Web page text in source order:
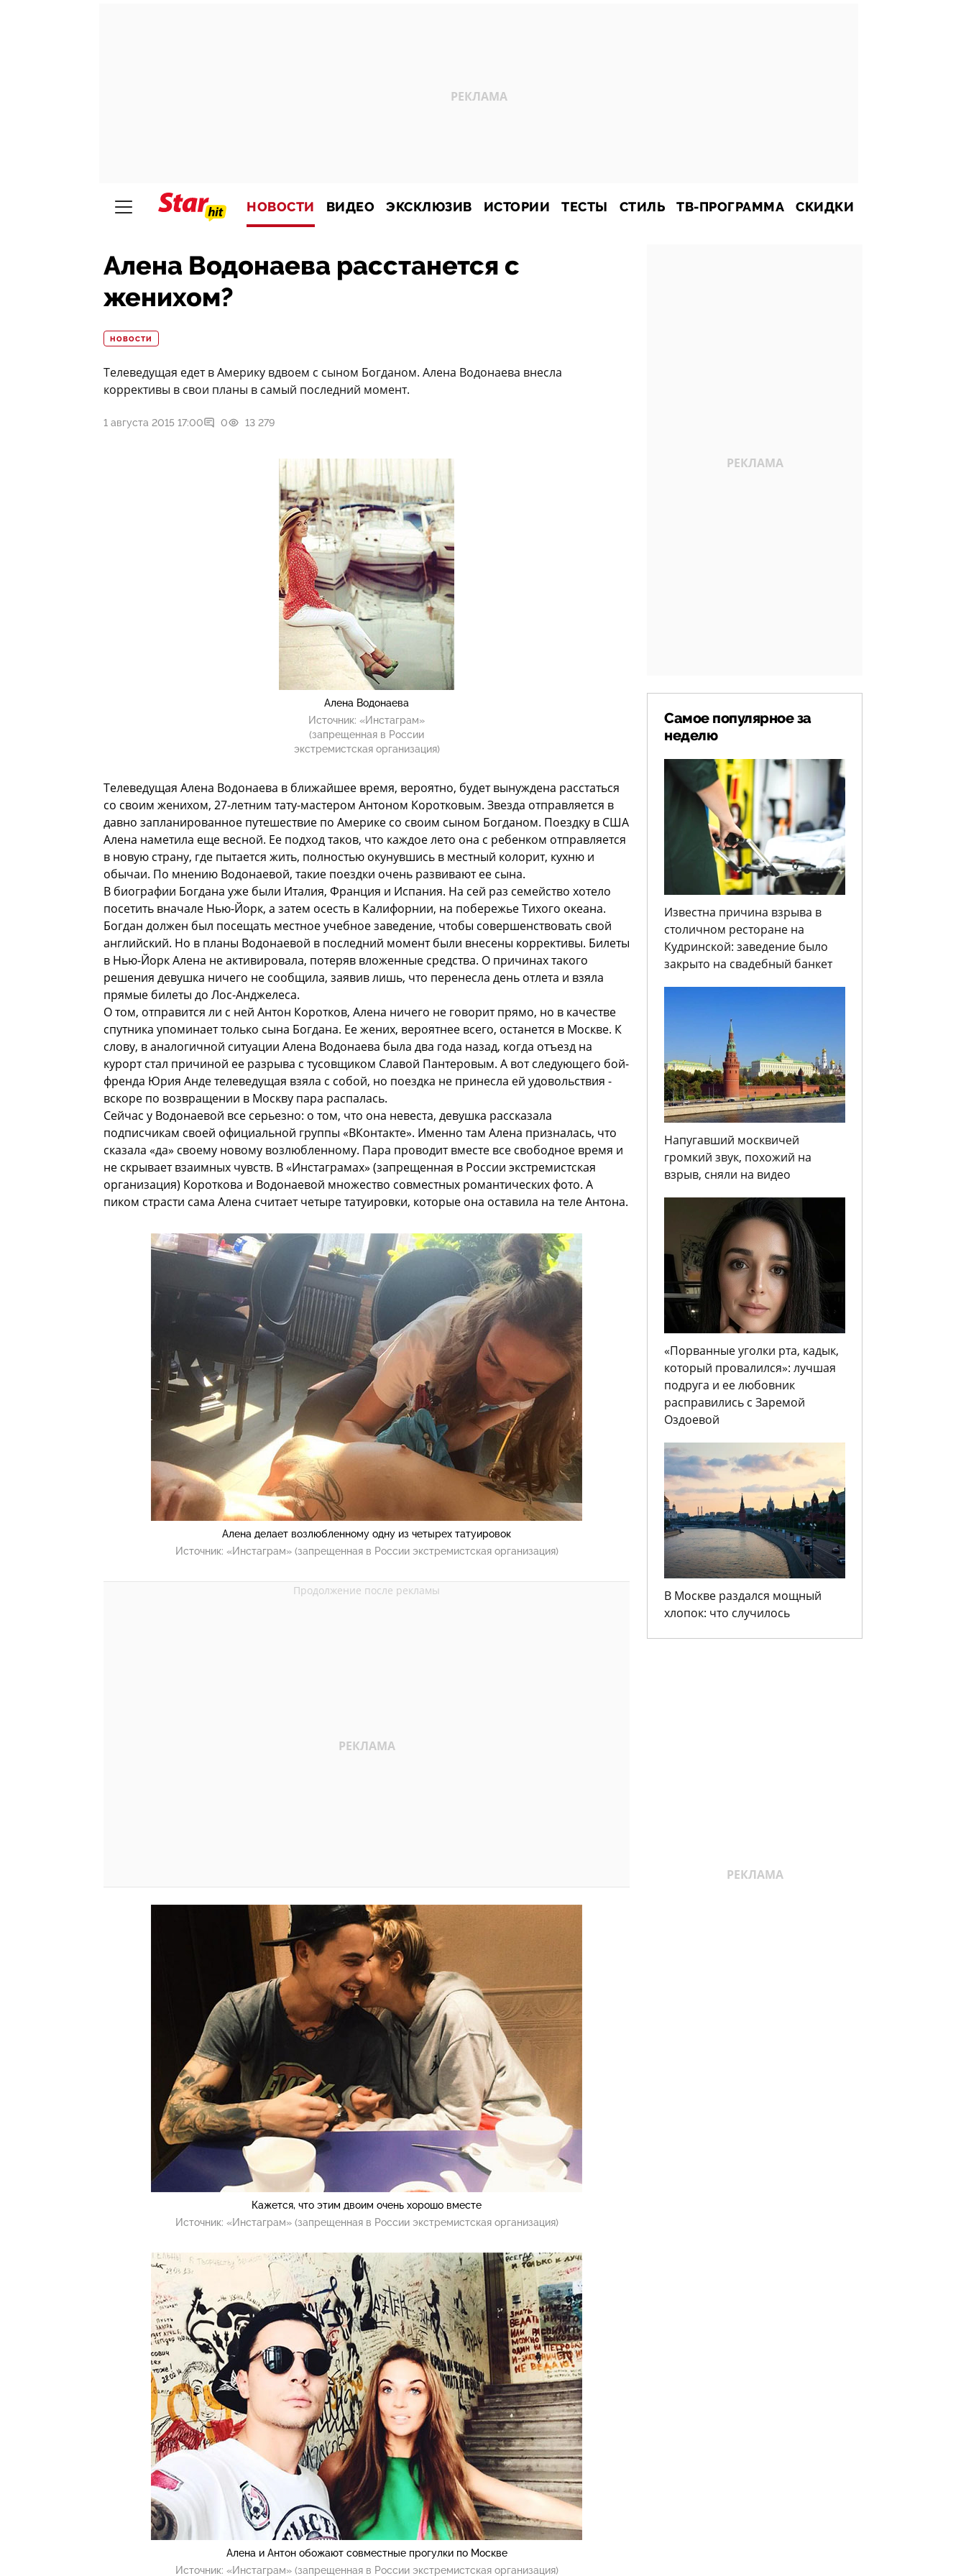
НОВОСТИ ВИДЕО ЭКСКЛЮЗИВ ИСТОРИИ ТЕСТЫ СТИЛЬ ТВ-ПРОГРАММА СКИДКИ
Алена Водонаева расстанется с
женихом?
НОВОСТИ
Телеведущая едет в Америку вдвоем с сыном Богданом. Алена Водонаева внесла
коррективы в свои планы в самый последний момент.
1 августа 2015 17:00 0 13 279
Алена Водонаева
Источник: «Инстаграм»
(запрещенная в России
экстремистская организация)
Телеведущая Алена Водонаева в ближайшее время, вероятно, будет вынуждена расстаться
со своим женихом, 27-летним тату-мастером Антоном Коротковым. Звезда отправляется в
давно запланированное путешествие по Америке со своим сыном Богданом. Поездку в США
Алена наметила еще весной. Ее подход таков, что каждое лето она с ребенком отправляется
в новую страну, где пытается жить, полностью окунувшись в местный колорит, кухню и
обычаи. По мнению Водонаевой, такие поездки очень развивают ее сына.
В биографии Богдана уже были Италия, Франция и Испания. На сей раз семейство хотело
посетить вначале Нью-Йорк, а затем осесть в Калифорнии, на побережье Тихого океана.
Богдан должен был посещать местное учебное заведение, чтобы совершенствовать свой
английский. Но в планы Водонаевой в последний момент были внесены коррективы. Билеты
в Нью-Йорк Алена не активировала, потеряв вложенные средства. О причинах такого
решения девушка ничего не сообщила, заявив лишь, что перенесла день отлета и взяла
прямые билеты до Лос-Анджелеса.
О том, отправится ли с ней Антон Коротков, Алена ничего не говорит прямо, но в качестве
спутника упоминает только сына Богдана. Ее жених, вероятнее всего, останется в Москве. К
слову, в аналогичной ситуации Алена Водонаева была два года назад, когда отъезд на
курорт стал причиной ее разрыва с тусовщиком Славой Пантеровым. А вот следующего бой-
френда Юрия Анде телеведущая взяла с собой, но поездка не принесла ей удовольствия -
вскоре по возвращении в Москву пара распалась.
Сейчас у Водонаевой все серьезно: о том, что она невеста, девушка рассказала
подписчикам своей официальной группы «ВКонтакте». Именно там Алена призналась, что
сказала «да» своему новому возлюбленному. Пара проводит вместе все свободное время и
не скрывает взаимных чувств. В «Инстаграмах» (запрещенная в России экстремистская
организация) Короткова и Водонаевой множество совместных романтических фото. А
пиком страсти сама Алена считает четыре татуировки, которые она оставила на теле Антона.
Алена делает возлюбленному одну из четырех татуировок
Источник: «Инстаграм» (запрещенная в России экстремистская организация)
Кажется, что этим двоим очень хорошо вместе
Источник: «Инстаграм» (запрещенная в России экстремистская организация)
Алена и Антон обожают совместные прогулки по Москве
Источник: «Инстаграм» (запрещенная в России экстремистская организация)
Самое популярное за
неделю
Известна причина взрыва в
столичном ресторане на
Кудринской: заведение было
закрыто на свадебный банкет
Напугавший москвичей
громкий звук, похожий на
взрыв, сняли на видео
«Порванные уголки рта, кадык,
который провалился»: лучшая
подруга и ее любовник
расправились с Заремой
Оздоевой
В Москве раздался мощный
хлопок: что случилось